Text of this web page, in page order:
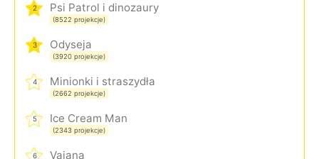
2 Psi Patrol i dinozaury
(8522 projekcje)
3 Odyseja
(3920 projekcje)
4 Minionki i straszydła
(2662 projekcje)
5 Ice Cream Man
(2343 projekcje)
6 Vaiana